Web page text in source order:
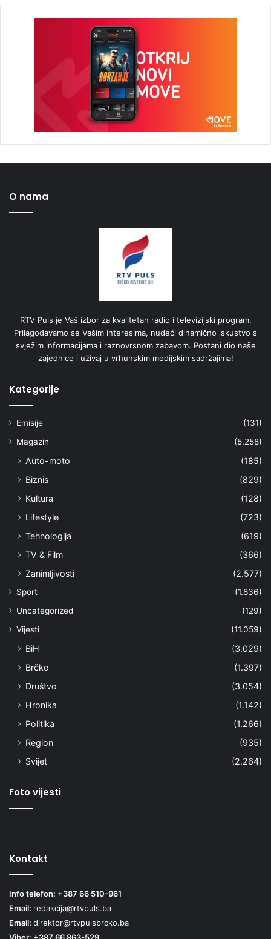
O nama
RTV Puls je Vaš izbor za kvalitetan radio i televizijski program.
Prilagođavamo se Vašim interesima, nudeći dinamično iskustvo s
svježim informacijama i raznovrsnom zabavom. Postani dio naše
zajednice i uživaj u vrhunskim medijskim sadržajima!
Kategorije
Emisije
(131)
Magazin
(5.258)
Auto-moto
(185)
Biznis
(829)
Kultura
(128)
Lifestyle
(723)
Tehnologija
(619)
TV & Film
(366)
Zanimljivosti
(2.577)
Sport
(1.836)
Uncategorized
(129)
Vijesti
(11.059)
BiH
(3.029)
Brčko
(1.397)
Društvo
(3.054)
Hronika
(1.142)
Politika
(1.266)
Region
(935)
Svijet
(2.264)
Foto vijesti
Kontakt
Info telefon: +387 66 510-961
Email: redakcija@rtvpuls.ba
Email: direktor@rtvpulsbrcko.ba
Viber: +387 66 863-529